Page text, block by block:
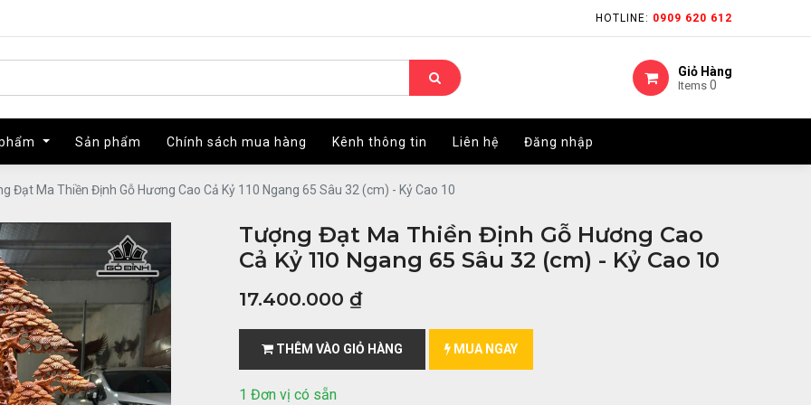
HOTLINE: 0909 620 612
Giỏ Hàng
Items 0
Sản phẩm Chính sách mua hàng Kênh thông tin Liên hệ Đăng nhập
HOTLINE: 0909 620 612
Giỏ Hàng
Items 0
Sản phẩm Chính sách mua hàng Kênh thông tin Liên hệ Đăng nhập
Đạt Ma Thiền Định Gỗ Hương Cao Cả Kỷ 110 Ngang 65 Sâu 32 (cm) - Kỷ Cao 10
Tượng Đạt Ma Thiền Định Gỗ Hương Cao
Cả Kỷ 110 Ngang 65 Sâu 32 (cm) - Kỷ Cao 10
17.400.000 ₫
THÊM VÀO GIỎ HÀNG MUA NGAY
1 Đơn vị có sẵn